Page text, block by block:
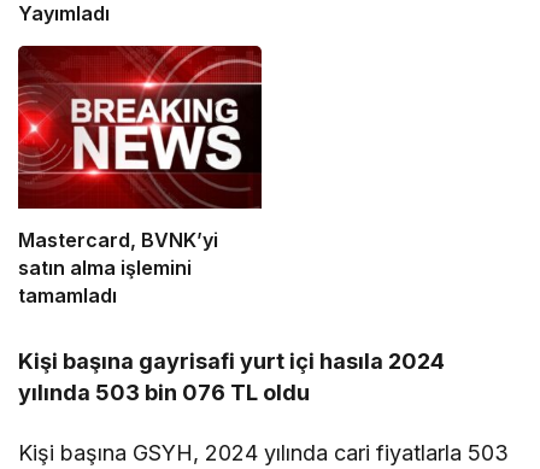
Yayımladı
Mastercard, BVNK’yi
satın alma işlemini
tamamladı
Kişi başına gayrisafi yurt içi hasıla 2024
yılında 503 bin 076 TL oldu
Kişi başına GSYH, 2024 yılında cari fiyatlarla 503